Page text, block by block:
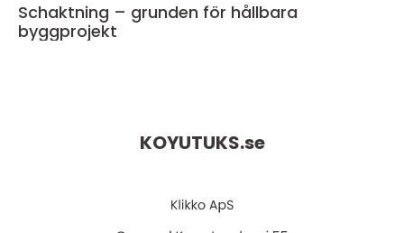
Schaktning – grunden för hållbara
byggprojekt
KOYUTUKS.se